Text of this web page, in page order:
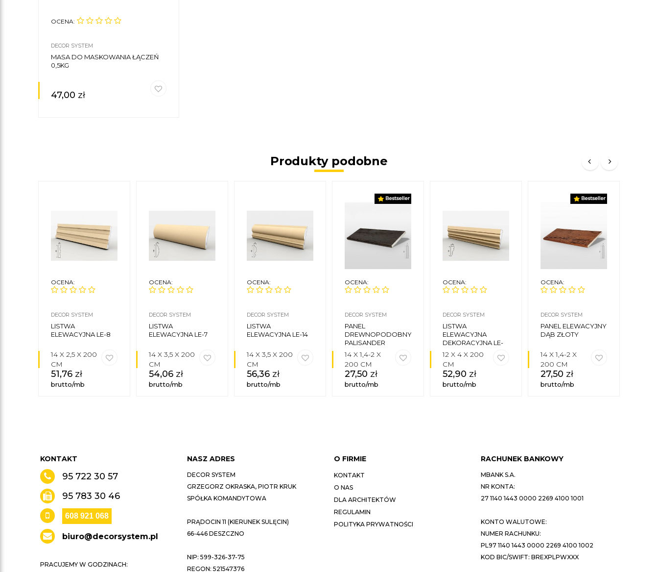
OCENA:
DECOR SYSTEM
MASA DO MASKOWANIA ŁĄCZEŃ
0,5KG
47,00 zł
Produkty podobne
OCENA:
DECOR SYSTEM
LISTWA
ELEWACYJNA LE-8
14 X 2,5 X 200
CM
51,76 zł
brutto/mb
OCENA:
DECOR SYSTEM
LISTWA
ELEWACYJNA LE-7
14 X 3,5 X 200
CM
54,06 zł
brutto/mb
OCENA:
DECOR SYSTEM
LISTWA
ELEWACYJNA LE-14
14 X 3,5 X 200
CM
56,36 zł
brutto/mb
OCENA:
DECOR SYSTEM
PANEL
DREWNOPODOBNY
PALISANDER
CIEMNY
14 X 1,4-2 X
200 CM
27,50 zł
brutto/mb
OCENA:
DECOR SYSTEM
LISTWA
ELEWACYJNA
DEKORACYJNA LE-
29A
12 X 4 X 200
CM
52,90 zł
brutto/mb
OCENA:
DECOR SYSTEM
PANEL ELEWACYJNY
DĄB ZŁOTY
14 X 1,4-2 X
200 CM
27,50 zł
brutto/mb
KONTAKT
95 722 30 57
95 783 30 46
608 921 068
biuro@decorsystem.pl
PRACUJEMY W GODZINACH:
NASZ ADRES
DECOR SYSTEM
GRZEGORZ OKRASKA, PIOTR KRUK
SPÓŁKA KOMANDYTOWA
PRĄDOCIN 11 (KIERUNEK SULĘCIN)
66-446 DESZCZNO
NIP: 599-326-37-75
REGON: 521547376
O FIRMIE
KONTAKT
O NAS
DLA ARCHITEKTÓW
REGULAMIN
POLITYKA PRYWATNOŚCI
RACHUNEK BANKOWY
MBANK S.A.
NR KONTA:
27 1140 1443 0000 2269 4100 1001
KONTO WALUTOWE:
NUMER RACHUNKU:
PL97 1140 1443 0000 2269 4100 1002
KOD BIC/SWIFT: BREXPLPWXXX